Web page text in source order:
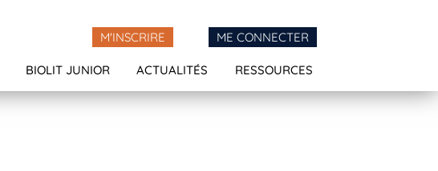
M'INSCRIRE ME CONNECTER
BIOLIT JUNIOR ACTUALITÉS RESSOURCES